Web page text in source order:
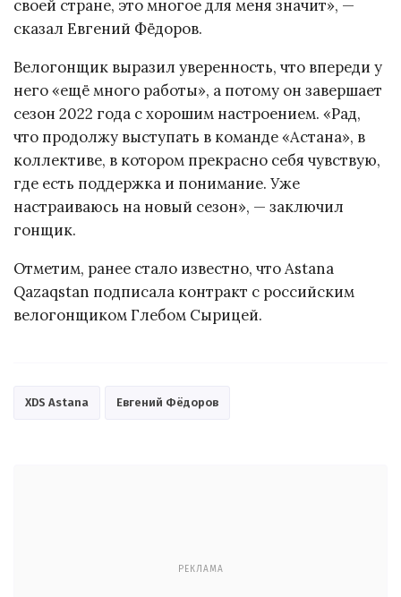
своей стране, это многое для меня значит», —
сказал Евгений Фёдоров.
Велогонщик выразил уверенность, что впереди у
него «ещё много работы», а потому он завершает
сезон 2022 года с хорошим настроением. «Рад,
что продолжу выступать в команде «Астана», в
коллективе, в котором прекрасно себя чувствую,
где есть поддержка и понимание. Уже
настраиваюсь на новый сезон», — заключил
гонщик.
Отметим, ранее стало известно, что Astana
Qazaqstan подписала контракт с российским
велогонщиком Глебом Сырицей.
XDS Astana Евгений Фёдоров
РЕКЛАМА